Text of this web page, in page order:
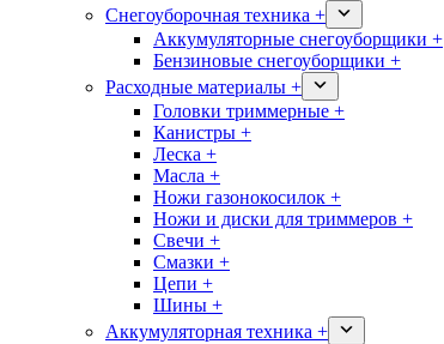
Снегоуборочная техника +
Аккумуляторные снегоуборщики +
Бензиновые снегоуборщики +
Расходные материалы +
Головки триммерные +
Канистры +
Леска +
Масла +
Ножи газонокосилок +
Ножи и диски для триммеров +
Свечи +
Смазки +
Цепи +
Шины +
Аккумуляторная техника +